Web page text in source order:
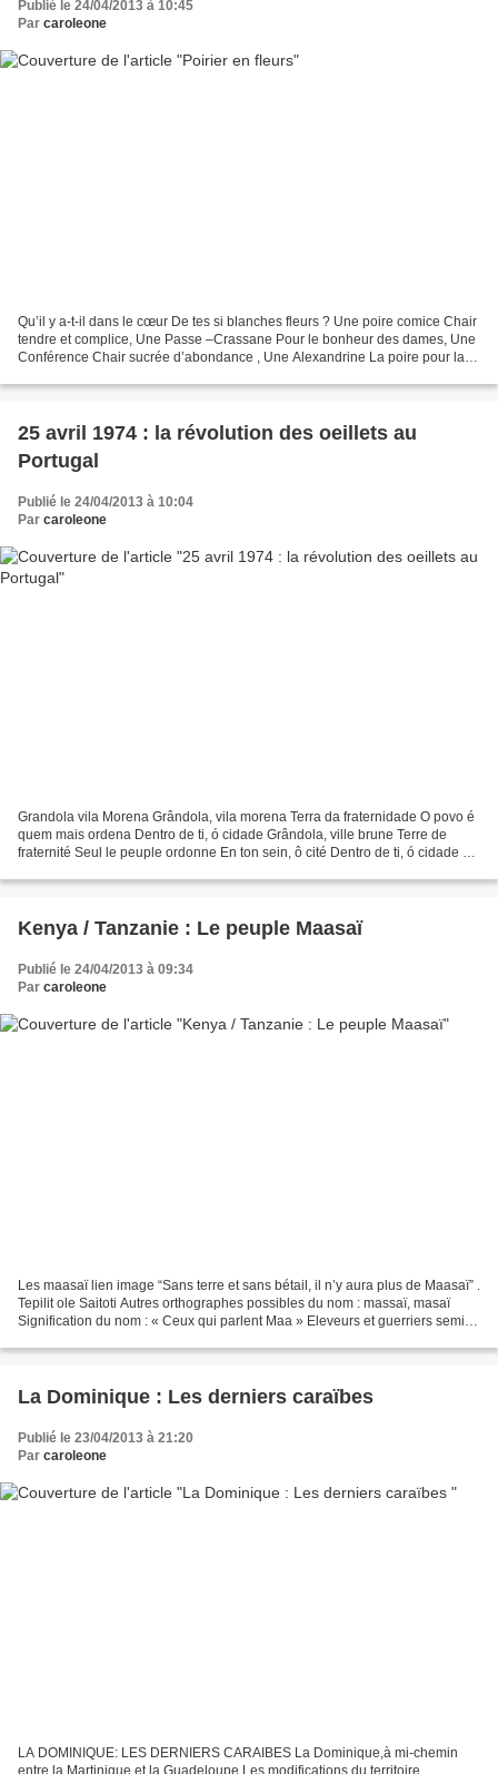
Publié le 24/04/2013 à 10:45
Par caroleone
Qu’il y a-t-il dans le cœur De tes si blanches fleurs ? Une poire comice Chair
tendre et complice, Une Passe –Crassane Pour le bonheur des dames, Une
Conférence Chair sucrée d’abondance , Une Alexandrine La poire pour la
25 avril 1974 : la révolution des oeillets au
Portugal
Publié le 24/04/2013 à 10:04
Par caroleone
Grandola vila Morena Grândola, vila morena Terra da fraternidade O povo é
quem mais ordena Dentro de ti, ó cidade Grândola, ville brune Terre de
fraternité Seul le peuple ordonne En ton sein, ô cité Dentro de ti, ó cidade O
Kenya / Tanzanie : Le peuple Maasaï
Publié le 24/04/2013 à 09:34
Par caroleone
Les maasaï lien image “Sans terre et sans bétail, il n’y aura plus de Maasaï” .
Tepilit ole Saitoti Autres orthographes possibles du nom : massaï, masaï
Signification du nom : « Ceux qui parlent Maa » Eleveurs et guerriers semi-
La Dominique : Les derniers caraïbes
Publié le 23/04/2013 à 21:20
Par caroleone
LA DOMINIQUE: LES DERNIERS CARAIBES La Dominique,à mi-chemin
entre la Martinique et la Guadeloupe Les modifications du territoire